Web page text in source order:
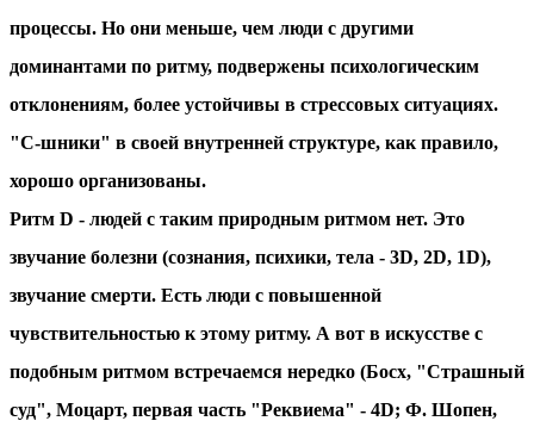
процессы. Но они меньше, чем люди с другими
доминантами по ритму, подвержены психологическим
отклонениям, более устойчивы в стрессовых ситуациях.
"C-шники" в своей внутренней структуре, как правило,
хорошо организованы.
Ритм D - людей с таким природным ритмом нет. Это
звучание болезни (сознания, психики, тела - 3D, 2D, 1D),
звучание смерти. Есть люди с повышенной
чувствительностью к этому ритму. А вот в искусстве с
подобным ритмом встречаемся нередко (Босх, "Страшный
суд", Моцарт, первая часть "Реквиема" - 4D; Ф. Шопен,